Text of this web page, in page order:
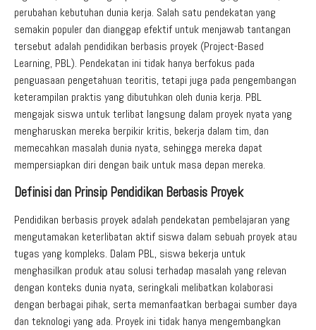
perubahan kebutuhan dunia kerja. Salah satu pendekatan yang
semakin populer dan dianggap efektif untuk menjawab tantangan
tersebut adalah pendidikan berbasis proyek (Project-Based
Learning, PBL). Pendekatan ini tidak hanya berfokus pada
penguasaan pengetahuan teoritis, tetapi juga pada pengembangan
keterampilan praktis yang dibutuhkan oleh dunia kerja. PBL
mengajak siswa untuk terlibat langsung dalam proyek nyata yang
mengharuskan mereka berpikir kritis, bekerja dalam tim, dan
memecahkan masalah dunia nyata, sehingga mereka dapat
mempersiapkan diri dengan baik untuk masa depan mereka.
Definisi dan Prinsip Pendidikan Berbasis Proyek
Pendidikan berbasis proyek adalah pendekatan pembelajaran yang
mengutamakan keterlibatan aktif siswa dalam sebuah proyek atau
tugas yang kompleks. Dalam PBL, siswa bekerja untuk
menghasilkan produk atau solusi terhadap masalah yang relevan
dengan konteks dunia nyata, seringkali melibatkan kolaborasi
dengan berbagai pihak, serta memanfaatkan berbagai sumber daya
dan teknologi yang ada. Proyek ini tidak hanya mengembangkan